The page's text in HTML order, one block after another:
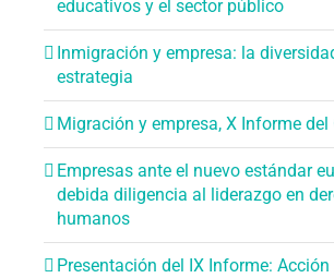
educativos y el sector público
Inmigración y empresa: la
estrategia
Migración y empresa, X Informe
Empresas ante el nuevo estándar
debida diligencia al liderazgo en
humanos
Presentación del IX Informe: Acción